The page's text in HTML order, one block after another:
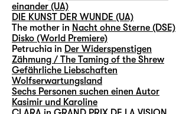
einander (UA)
DIE KUNST DER WUNDE (UA)
The mother in Nacht ohne Sterne (DSE)
Disko (World Premiere)
Petruchia in Der Widerspenstigen
Zähmung / The Taming of the Shrew
Gefährliche Liebschaften
Wolfserwartungsland
Sechs Personen suchen einen Autor
Kasimir und Karoline